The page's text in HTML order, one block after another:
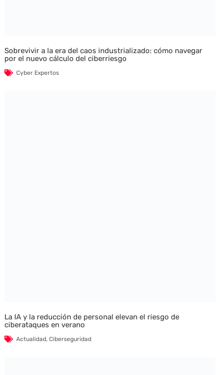
Sobrevivir a la era del caos industrializado: cómo navegar
por el nuevo cálculo del ciberriesgo
Cyber Expertos
La IA y la reducción de personal elevan el riesgo de
ciberataques en verano
Actualidad, Ciberseguridad